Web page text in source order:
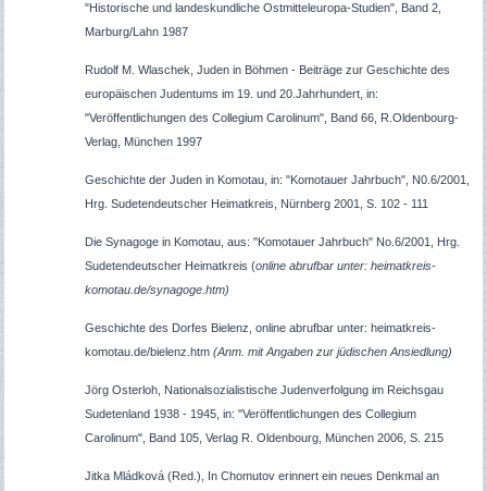
"Historische und landeskundliche Ostmitteleuropa-Studien", Band 2,
Marburg/Lahn 1987
Rudolf M. Wlaschek, Juden in Böhmen - Beiträge zur Geschichte des
europäischen Judentums im 19. und 20.Jahrhundert, in:
"Veröffentlichungen des Collegium Carolinum", Band 66, R.Oldenbourg-
Verlag, München 1997
Geschichte der Juden in Komotau, in: "Komotauer Jahrbuch", N0.6/2001,
Hrg. Sudetendeutscher Heimatkreis, Nürnberg 2001, S. 102 - 111
Die Synagoge in Komotau, aus: "Komotauer Jahrbuch" No.6/2001, Hrg.
Sudetendeutscher Heimatkreis (online abrufbar unter: heimatkreis-
komotau.de/synagoge.htm)
Geschichte des Dorfes Bielenz, online abrufbar unter: heimatkreis-
komotau.de/bielenz.htm (Anm. mit Angaben zur jüdischen Ansiedlung)
Jörg Osterloh, Nationalsozialistische Judenverfolgung im Reichsgau
Sudetenland 1938 - 1945, in: "Veröffentlichungen des Collegium
Carolinum", Band 105, Verlag R. Oldenbourg, München 2006, S. 215
Jitka Mládková (Red.), In Chomutov erinnert ein neues Denkmal an